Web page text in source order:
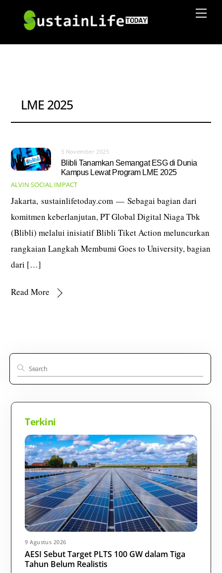
content
LME 2025
3 November 2025
Blibli Tanamkan Semangat ESG di Dunia
Kampus Lewat Program LME 2025
ALVIN SOCIAL IMPACT
Jakarta, sustainlifetoday.com — Sebagai bagian dari
komitmen keberlanjutan, PT Global Digital Niaga Tbk
(Blibli) melalui inisiatif Blibli Tiket Action meluncurkan
rangkaian Langkah Membumi Goes to University, bagian
dari […]
Read More
Terkini
9 Agustus 2026
AESI Sebut Target PLTS 100 GW dalam Tiga
Tahun Belum Realistis